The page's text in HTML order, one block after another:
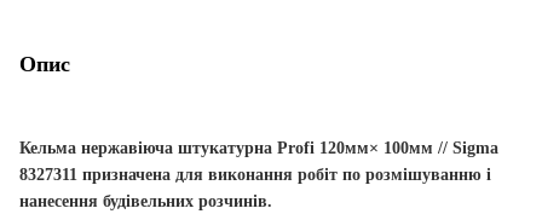
Опис
Кельма нержавіюча штукатурна Profi 120мм× 100мм // Sigma
8327311 призначена для виконання робіт по розмішуванню і
нанесення будівельних розчинів.